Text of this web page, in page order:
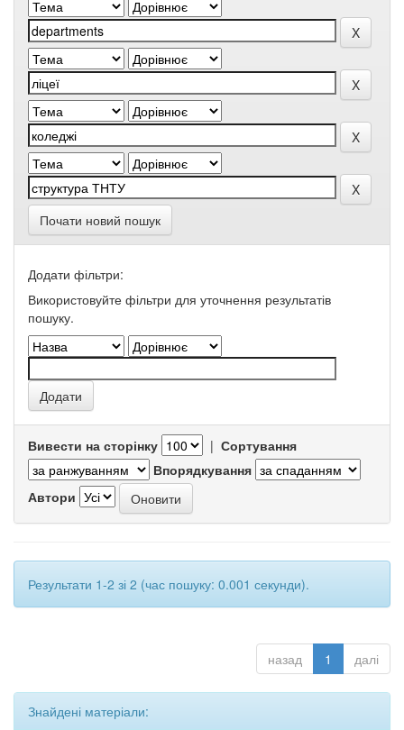
Почати новий пошук
Додати фільтри:
Використовуйте фільтри для уточнення результатів
пошуку.
Вивести на сторінку | Сортування
Впорядкування
Автори
Результати 1-2 зі 2 (час пошуку: 0.001 секунди).
назад 1 далі
Знайдені матеріали: